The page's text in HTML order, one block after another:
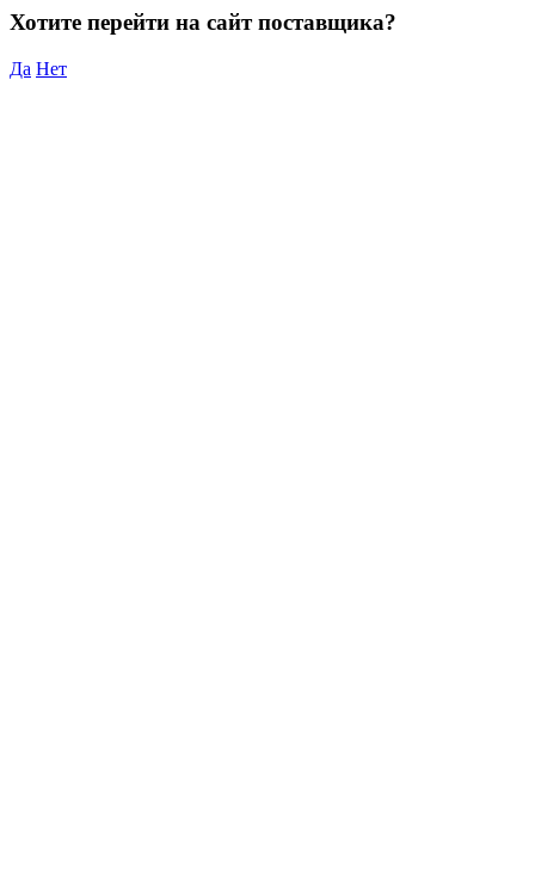
Хотите перейти на сайт поставщика?
Да Нет